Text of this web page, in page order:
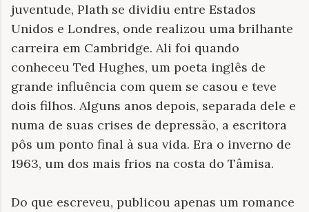
juventude, Plath se dividiu entre Estados
Unidos e Londres, onde realizou uma brilhante
carreira em Cambridge. Ali foi quando
conheceu Ted Hughes, um poeta inglês de
grande influência com quem se casou e teve
dois filhos. Alguns anos depois, separada dele e
numa de suas crises de depressão, a escritora
pôs um ponto final à sua vida. Era o inverno de
1963, um dos mais frios na costa do Tâmisa.
Do que escreveu, publicou apenas um romance